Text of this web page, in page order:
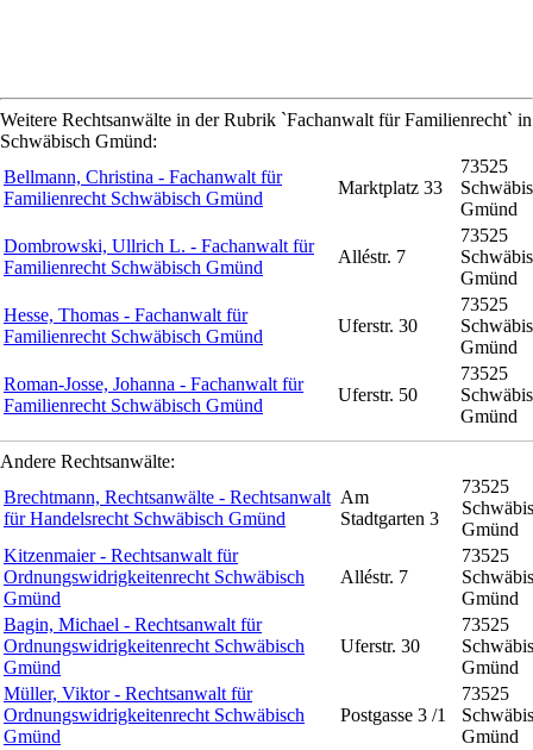
Weitere Rechtsanwälte in der Rubrik `Fachanwalt für Familienrecht` in
Schwäbisch Gmünd:
Bellmann, Christina - Fachanwalt für
Familienrecht Schwäbisch Gmünd
Marktplatz 33
73525
Gmünd
Dombrowski, Ullrich L. - Fachanwalt für
Familienrecht Schwäbisch Gmünd
Alléstr. 7
73525
Gmünd
Hesse, Thomas - Fachanwalt für
Familienrecht Schwäbisch Gmünd
Uferstr. 30
73525
Gmünd
Roman-Josse, Johanna - Fachanwalt für
Familienrecht Schwäbisch Gmünd
Uferstr. 50
73525
Gmünd
Andere Rechtsanwälte:
Brechtmann, Rechtsanwälte - Rechtsanwalt
für Handelsrecht Schwäbisch Gmünd
Am
Stadtgarten 3
73525
Gmünd
Kitzenmaier - Rechtsanwalt für
Ordnungswidrigkeitenrecht Schwäbisch
Gmünd
Alléstr. 7
73525
Gmünd
Bagin, Michael - Rechtsanwalt für
Ordnungswidrigkeitenrecht Schwäbisch
Gmünd
Uferstr. 30
73525
Gmünd
Müller, Viktor - Rechtsanwalt für
Ordnungswidrigkeitenrecht Schwäbisch
Gmünd
Postgasse 3 /1
73525
Gmünd